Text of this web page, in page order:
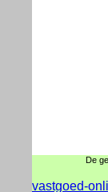
De
vastgoed-